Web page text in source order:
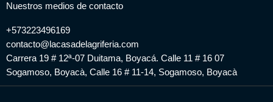
Nuestros medios de contacto
+573223496169
contacto@lacasadelagriferia.com
Carrera 19 # 12ª-07 Duitama, Boyacá. Calle 11 # 16 07
Sogamoso, Boyacà, Calle 16 # 11-14, Sogamoso, Boyacà